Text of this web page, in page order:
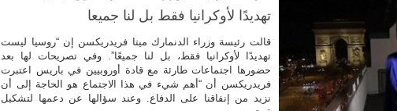
تهديدًا لأوكرانيا فقط بل لنا جميعا
قالت رئيسة وزراء الدنمارك ميتا فريدريكسن إن “روسيا ليست
تهديدًا لأوكرانيا فقط، بل لنا جميعًا”. وفي تصريحات لها بعد
حضورها اجتماعات طارئة مع قادة أوروبيين في باريس اعتبرت
فريدريكسن أن “أهم شيء في هذا الاجتماع هو الحاجة إلى أن
نزيد من إنفاقنا على الدفاع. وعند سؤالها عن دعمها لتشكيل